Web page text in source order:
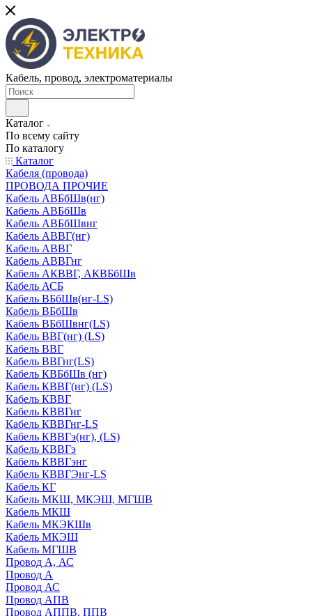
Кабель, провод, электроматериалы
Каталог
По всему сайту
По каталогу
Каталог
Кабеля (провода)
ПРОВОДА ПРОЧИЕ
Кабель АВБбШв(нг)
Кабель АВБбШв
Кабель АВБбШвнг
Кабель АВВГ(нг)
Кабель АВВГ
Кабель АВВГнг
Кабель АКВВГ, АКВБбШв
Кабель АСБ
Кабель ВБбШв(нг-LS)
Кабель ВБбШв
Кабель ВБбШвнг(LS)
Кабель ВВГ(нг) (LS)
Кабель ВВГ
Кабель ВВГнг(LS)
Кабель КВБбШв (нг)
Кабель КВВГ(нг) (LS)
Кабель КВВГ
Кабель КВВГнг
Кабель КВВГнг-LS
Кабель КВВГэ(нг), (LS)
Кабель КВВГэ
Кабель КВВГэнг
Кабель КВВГЭнг-LS
Кабель КГ
Кабель МКШ, МКЭШ, МГШВ
Кабель МКШ
Кабель МКЭКШв
Кабель МКЭШ
Кабель МГШВ
Провод А, АС
Провод А
Провод АС
Провод АПВ
Провод АППВ, ППВ